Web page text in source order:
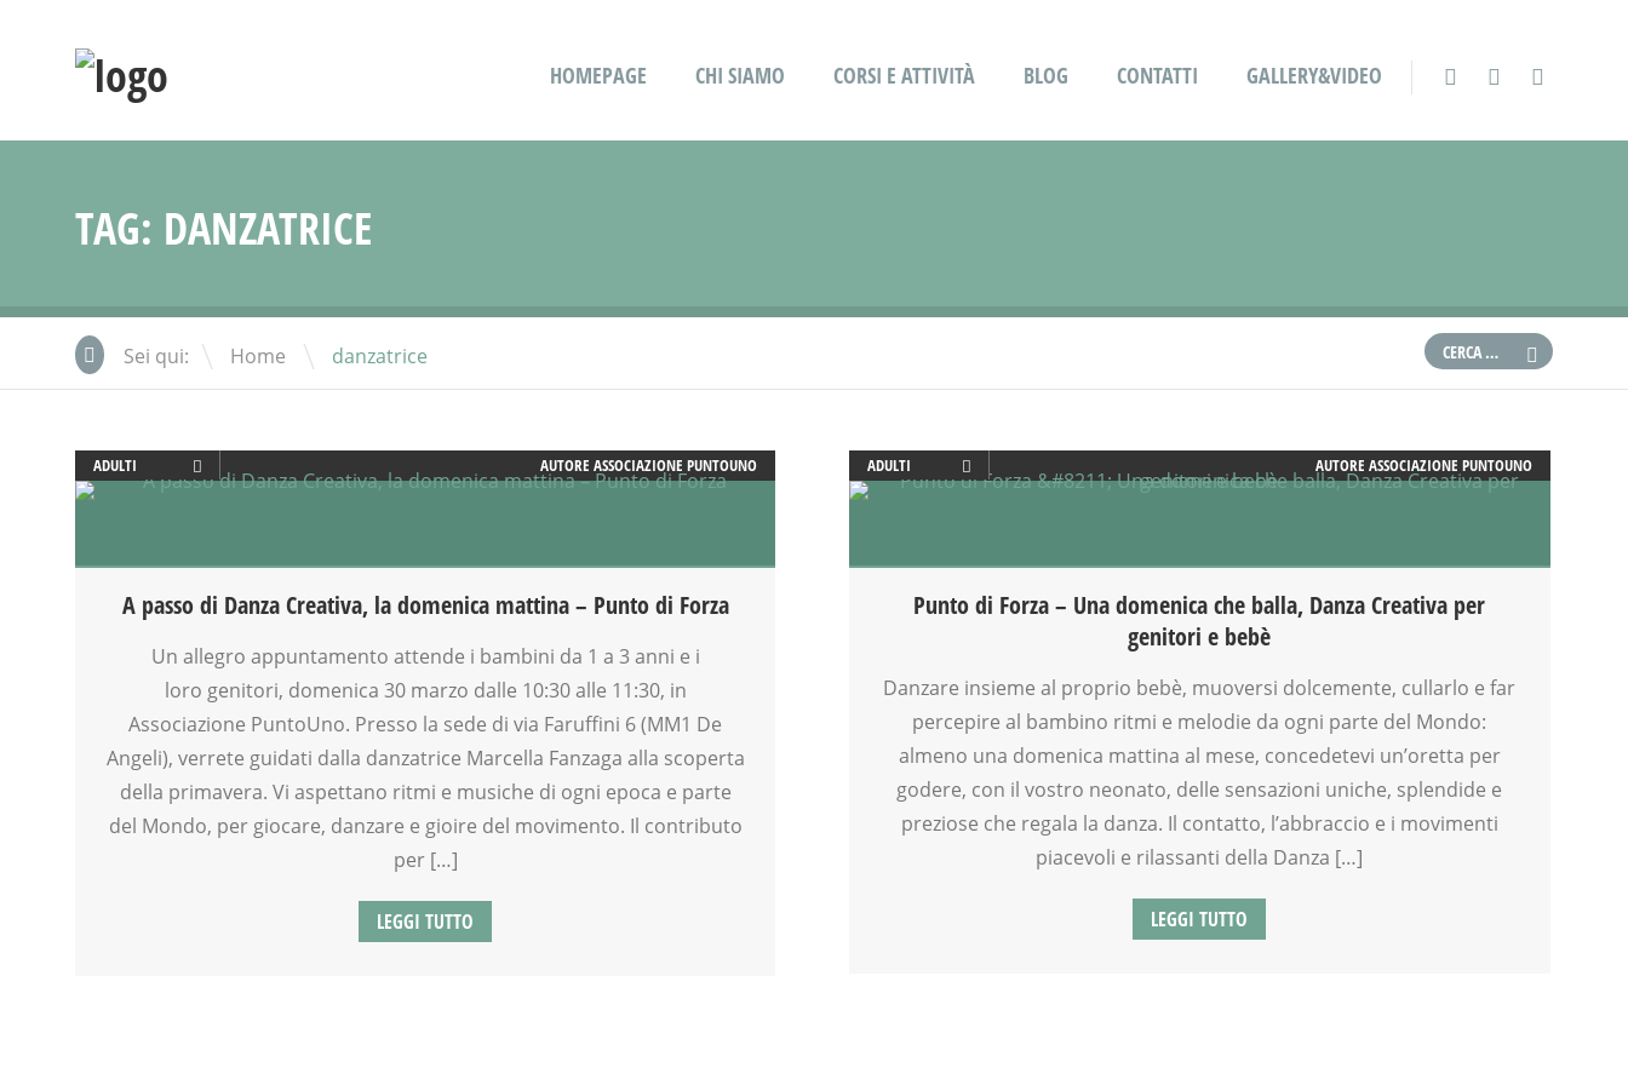
HOMEPAGE CHI SIAMO CORSI E ATTIVITÀ BLOG CONTATTI GALLERY&VIDEO
TAG: DANZATRICE
Sei qui: Home \ danzatrice
ADULTI
ATTIVITÀ
GENITORE
GENITORI
PUERICULTURA
SALUTE
SOCIALIZZAZIONE
SPAZIO
AUTOREASSOCIAZIONE PUNTOUNO
A passo di Danza Creativa, la domenica mattina – Punto di Forza
Un allegro appuntamento attende i bambini da 1 a 3 anni e i
loro genitori, domenica 30 marzo dalle 10:30 alle 11:30, in
Associazione PuntoUno. Presso la sede di via Faruffini 6 (MM1 De
Angeli), verrete guidati dalla danzatrice Marcella Fanzaga alla scoperta
della primavera. Vi aspettano ritmi e musiche di ogni epoca e parte
del Mondo, per giocare, danzare e gioire del movimento. Il contributo
per […]
LEGGI TUTTO
ADULTI
ATTIVITÀ
FAMIGLIA
GENITORI
MOVIMENTO
NEO-MAMME
PRIMA INFANZIA
PUERICULTURA
AUTORE ASSOCIAZIONE PUNTOUNO
Punto di Forza – Una domenica che balla, Danza Creativa per
genitori e bebè
Danzare insieme al proprio bebè, muoversi dolcemente, cullarlo e far
percepire al bambino ritmi e melodie da ogni parte del Mondo:
almeno una domenica mattina al mese, concedetevi un’oretta per
godere, con il vostro neonato, delle sensazioni uniche, splendide e
preziose che regala la danza. Il contatto, l’abbraccio e i movimenti
piacevoli e rilassanti della Danza […]
LEGGI TUTTO